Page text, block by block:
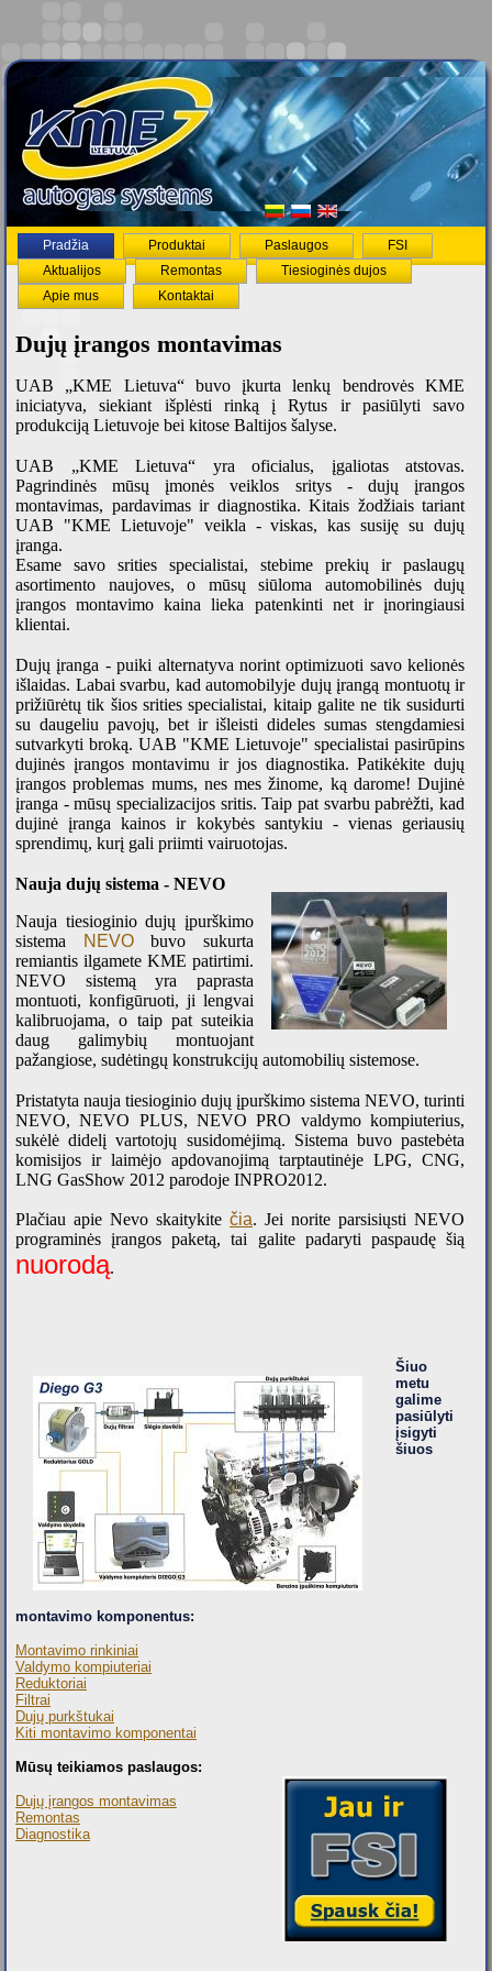
Pradžia Produktai Paslaugos
FSI
Aktualijos
Remontas
Tiesioginės dujos
Apie mus
Kontaktai
Dujų įrangos montavimas
UAB „KME Lietuva“ buvo įkurta lenkų bendrovės KME
iniciatyva, siekiant išplėsti rinką į Rytus ir pasiūlyti savo
produkciją Lietuvoje bei kitose Baltijos šalyse.
UAB „KME Lietuva“ yra oficialus, įgaliotas atstovas.
Pagrindinės mūsų įmonės veiklos sritys - dujų įrangos
montavimas, pardavimas ir diagnostika. Kitais žodžiais tariant
UAB "KME Lietuvoje" veikla - viskas, kas susiję su dujų
įranga.
Esame savo srities specialistai, stebime prekių ir paslaugų
asortimento naujoves, o mūsų siūloma automobilinės dujų
įrangos montavimo kaina lieka patenkinti net ir įnoringiausi
klientai.
Dujų įranga - puiki alternatyva norint optimizuoti savo kelionės
išlaidas. Labai svarbu, kad automobilyje dujų įrangą montuotų ir
prižiūrėtų tik šios srities specialistai, kitaip galite ne tik susidurti
su daugeliu pavojų, bet ir išleisti dideles sumas stengdamiesi
sutvarkyti broką. UAB "KME Lietuvoje" specialistai pasirūpins
dujinės įrangos montavimu ir jos diagnostika. Patikėkite dujų
įrangos problemas mums, nes mes žinome, ką darome! Dujinė
įranga - mūsų specializacijos sritis. Taip pat svarbu pabrėžti, kad
dujinė įranga kainos ir kokybės santykiu - vienas geriausių
sprendimų, kurį gali priimti vairuotojas.
Nauja dujų sistema - NEVO
Nauja tiesioginio dujų įpurškimo
sistema
NEVObuvo sukurta
remiantis ilgamete KME patirtimi.
NEVO sistemą yra paprasta
montuoti, konfigūruoti, ji lengvai
kalibruojama, o taip pat suteikia
daug galimybių montuojant
pažangiose, sudėtingų konstrukcijų automobilių sistemose.
Pristatyta nauja tiesioginio dujų įpurškimo sistema NEVO, turinti
NEVO, NEVO PLUS, NEVO PRO valdymo kompiuterius,
sukėlė didelį vartotojų susidomėjimą. Sistema buvo pastebėta
komisijos ir laimėjo apdovanojimą tarptautinėje LPG, CNG,
LNG GasShow 2012 parodoje INPRO2012.
Plačiau apie Nevo skaitykite čia. Jei norite parsisiųsti NEVO
programinės įrangos paketą, tai galite padaryti paspaudę šią
nuorodą.
Šiuo
metu
galime
pasiūlyti
įsigyti
šiuos
montavimo komponentus:
Montavimo rinkiniai
Valdymo kompiuteriai
Reduktoriai
Filtrai
Dujų purkštukai
Kiti montavimo komponentai
Mūsų teikiamos paslaugos:
Dujų įrangos montavimas
Remontas
Diagnostika